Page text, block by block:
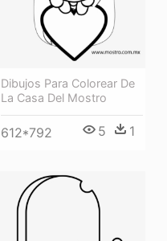
Dibujos Para Colorear De
La Casa Del Mostro
612*792 5 1